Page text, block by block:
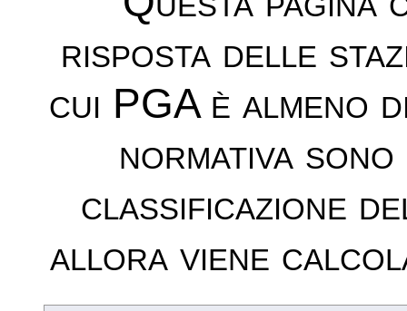
risposta delle
cui PGA è almeno
normativa
classificazione
allora viene